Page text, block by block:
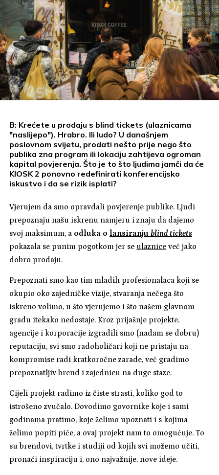
B: Krećete u prodaju s blind tickets (ulaznicama
"naslijepo"). Hrabro. Ili ludo? U današnjem
poslovnom svijetu, prodati nešto prije nego što
publika zna program ili lokaciju zahtijeva ogroman
kapital povjerenja. Što je to što ljudima jamči da će
KIOSK 2 ponovno redefinirati konferencijsko
iskustvo i da se rizik isplati?
Vjerujem da smo opravdali povjerenje publike. Ljudi
prepoznaju našu iskrenu namjeru i znaju da dajemo
svoj maksimum, a odluka o lansiranjublind tickets
pokazala se punim pogotkom jer se ulaznice već jako
dobro prodaju.
Prepoznati smo kao tim mladih profesionalaca koji se
okupio oko zajedničke vizije, stvaranja nečega što
iskreno volimo, u što vjerujemo i što našem glavnom
gradu itekako nedostaje. Kroz prijašnje projekte,
agencije i korporacije izgradili smo (nadam se dobru)
reputaciju, svi smo radoholičari koji ne pristaju na
kompromise radi kratkoročne zarade, već gradimo
prepoznatljiv brend i zajednicu na duge staze.
Cijeli projekt radimo iz čiste strasti, koliko god to
istrošeno zvučalo. Dovodimo govornike koje i sami
godinama pratimo, koje želimo upoznati i s kojima
želimo popiti piće, a ovaj projekt nam to omogućuje. To
su brendovi, tvrtke i studiji od kojih svi možemo učiti,
pronaći inspiraciju i, ono najvažnije, nove ideje.